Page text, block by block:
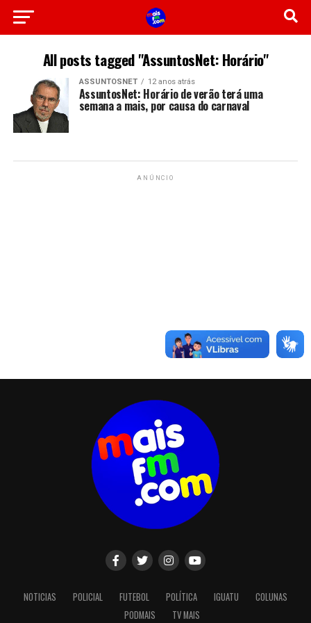
All posts tagged "AssuntosNet: Horário"
ASSUNTOSNET 12 anos atrás
AssuntosNet: Horário de verão terá uma
semana a mais, por causa do carnaval
ANÚNCIO
NOTICIAS POLICIAL FUTEBOL POLÍTICA IGUATU
COLUNAS
PODMAIS
TV MAIS